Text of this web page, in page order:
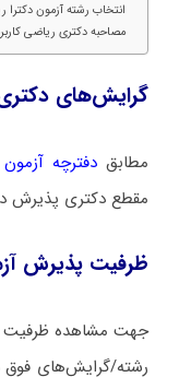
انتخاب رشته آزمون دکترا
مصاحبه دکتری ریاضی
گرایش‌های
مطابقدفترچه آزمون
مقطع دکتری پذیرش
ظرفیت پذیرش
جهت مشاهده
رشته/گرایش‌های فوق